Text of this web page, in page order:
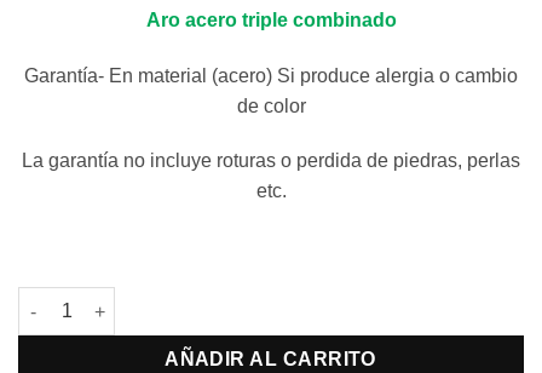
Aro acero triple combinado
Garantía- En material (acero) Si produce alergia o cambio
de color
La garantía no incluye roturas o perdida de piedras, perlas
etc.
Caravana acero Perla con brisura cantidad
AÑADIR AL CARRITO